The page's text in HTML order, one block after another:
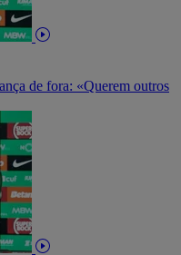
de fora: «Querem outros